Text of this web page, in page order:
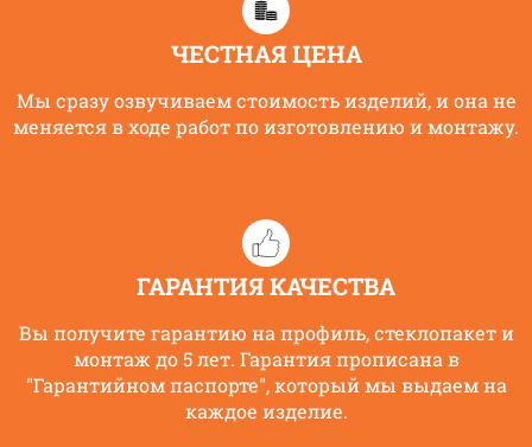
ЧЕСТНАЯ ЦЕНА
Мы сразу озвучиваем стоимость изделий, и она не
меняется в ходе работ по изготовлению и монтажу.
ГАРАНТИЯ КАЧЕСТВА
Вы получите гарантию на профиль, стеклопакет и
монтаж до 5 лет. Гарантия прописана в
"Гарантийном паспорте", который мы выдаем на
каждое изделие.